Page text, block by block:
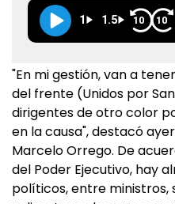
1 1.5 10 10
"En mi gestión, van a
del frente (Unidos por
dirigentes de otro color
en la causa", destacó
Marcelo Orrego. De
del Poder Ejecutivo, hay
políticos, entre